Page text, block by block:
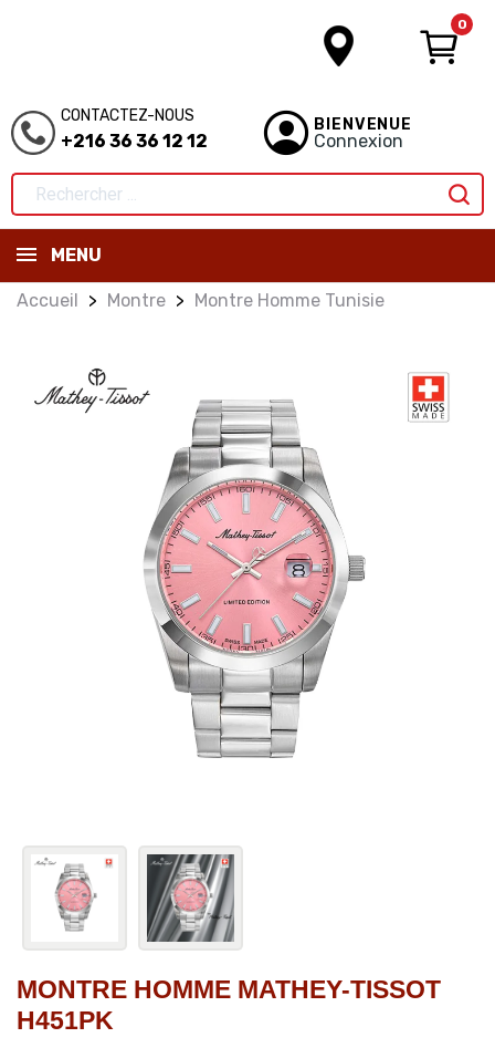
0
CONTACTEZ-NOUS
+216 36 36 12 12
BIENVENUE
Connexion
MENU
Accueil Montre Montre Homme Tunisie
MONTRE HOMME MATHEY-TISSOT
H451PK